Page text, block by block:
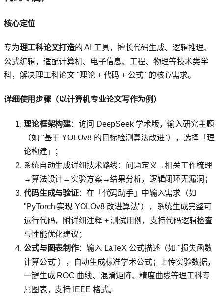
核心定位
专为理工科论文打造的 AI 工具，擅长代码生成、逻辑推理、
公式编辑，适配计算机、电子信息、工程、物理等技术类学
科，解决理工科论文 "理论 + 代码 + 公式" 的核心需求。
详细使用步骤（以计算机专业论文写作为例）
理论框架构建：访问 DeepSeek 学术版，输入研究主题
（如 "基于 YOLOv8 的目标检测算法改进"），选择「理
论构建」；
系统自动生成详细技术路线：问题定义→相关工作梳理
→算法设计→实验方案→结果分析，逻辑闭环无漏洞；
代码生成与验证：在「代码助手」中输入需求（如
"PyTorch 实现 YOLOv8 改进算法"），系统生成完整可
运行代码，附详细注释 + 测试用例，支持代码逻辑检查
与性能优化建议；
公式与图表制作：输入 LaTeX 公式描述（如 "损失函数
计算公式"），自动生成标准学术公式；上传实验数据，
一键生成 ROC 曲线、混淆矩阵、精度曲线等理工科专
属图表，支持 IEEE 格式。